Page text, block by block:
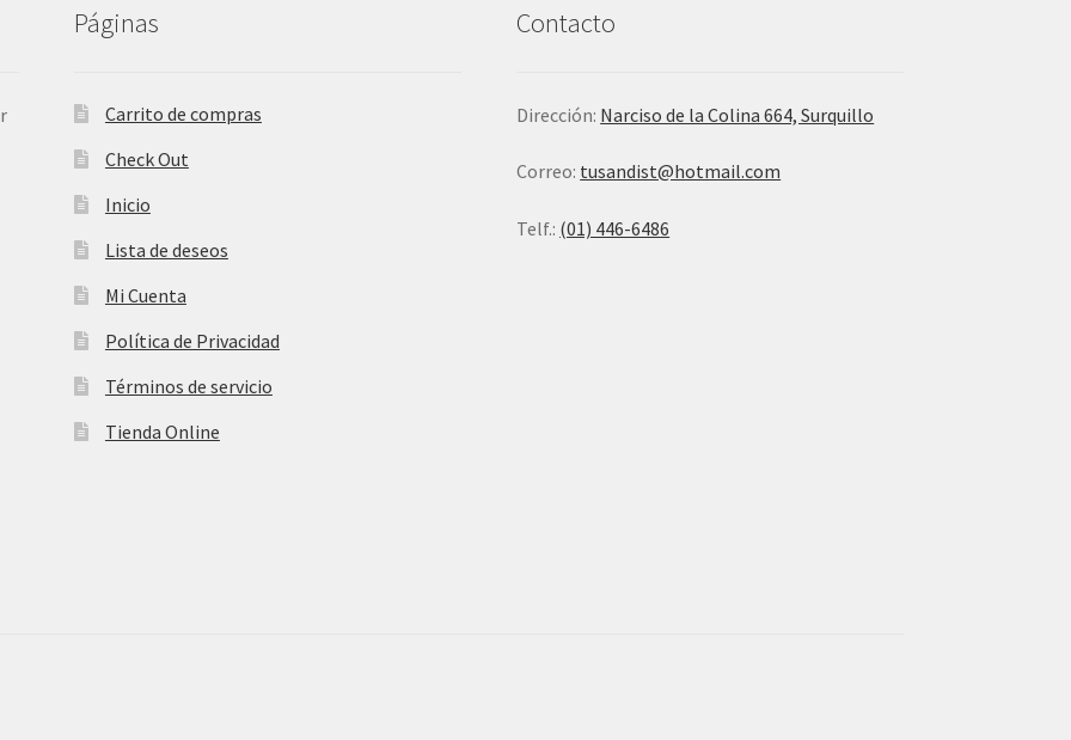
Páginas
Carrito de compras
Check Out
Inicio
Lista de deseos
Mi Cuenta
Política de Privacidad
Términos de servicio
Tienda Online
Contacto
Dirección: Narciso de la Colina 664, Surquillo
Correo: tusandist@hotmail.com
Telf.: (01) 446-6486